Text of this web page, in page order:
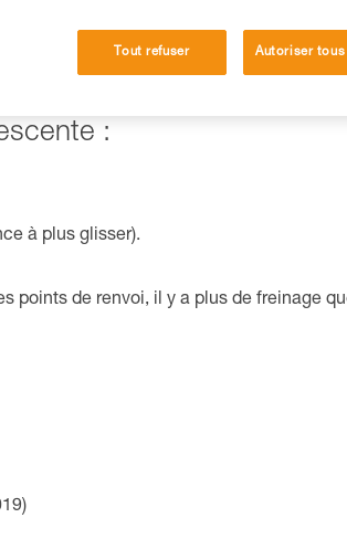
Il peut en exister d’autres que
:
à plus glisser).
points de renvoi, il y a plus de freinage
Tout refuser Autoriser